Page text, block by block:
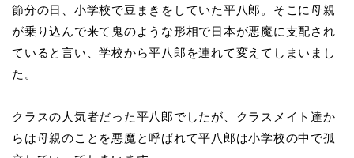
節分の日、小学校で豆まきをしていた平八郎。そこに母親
が乗り込んで来て鬼のような形相で日本が悪魔に支配され
ていると言い、学校から平八郎を連れて変えてしまいまし
た。
クラスの人気者だった平八郎でしたが、クラスメイト達か
らは母親のことを悪魔と呼ばれて平八郎は小学校の中で孤